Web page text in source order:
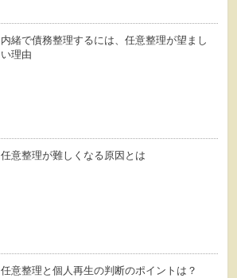
内緒で債務整理するには、任意整理が望まし
い理由
任意整理が難しくなる原因とは
任意整理と個人再生の判断のポイントは？